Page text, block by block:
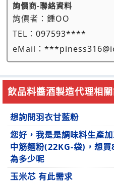
詢價商-聯絡資料
詢價者： 鍾OO
TEL： 097593****
eMail：
飲品料醬酒製造代理相
想詢問羽衣甘藍粉
您好，我是是調味料生產
中筋麵粉(22KG-袋)，想
為多少呢
玉米芯 有此需求